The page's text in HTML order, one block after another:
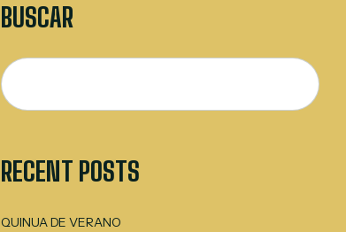
BUSCAR
RECENT POSTS
QUINUA DE VERANO